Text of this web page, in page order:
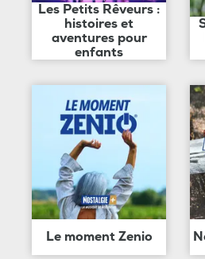
Les Petits Rêveurs :
histoires et
aventures pour
enfants
Le moment Zenio